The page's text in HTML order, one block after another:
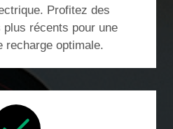
Profitez des
récents pour une
recharge optimale.